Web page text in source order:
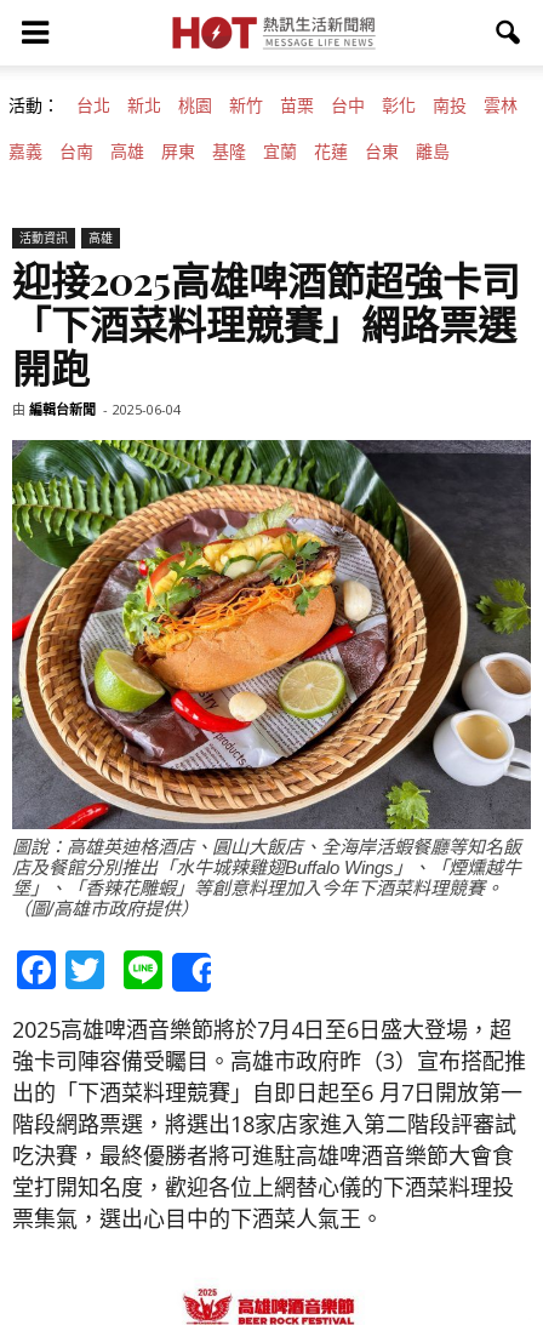
活動： 台北 新北 桃園 新竹 苗栗 台中 彰化 南投 雲林
嘉義 台南 高雄 屏東 基隆 宜蘭 花蓮 台東 離島
活動資訊 高雄
迎接2025高雄啤酒節超強卡司
「下酒菜料理競賽」網路票選
開跑
由 編輯台新聞 - 2025-06-04
圖說：高雄英迪格酒店、圓山大飯店、全海岸活蝦餐廳等知名飯
店及餐館分別推出「水牛城辣雞翅Buffalo Wings」、「煙燻越牛
堡」、「香辣花雕蝦」等創意料理加入今年下酒菜料理競賽。
（圖/高雄市政府提供）
Facebook
Twitter
Line
2025高雄啤酒音樂節將於7月4日至6日盛大登場，超
強卡司陣容備受矚目。高雄市政府昨（3）宣布搭配推
出的「下酒菜料理競賽」自即日起至6 月7日開放第一
階段網路票選，將選出18家店家進入第二階段評審試
吃決賽，最終優勝者將可進駐高雄啤酒音樂節大會食
堂打開知名度，歡迎各位上網替心儀的下酒菜料理投
票集氣，選出心目中的下酒菜人氣王。